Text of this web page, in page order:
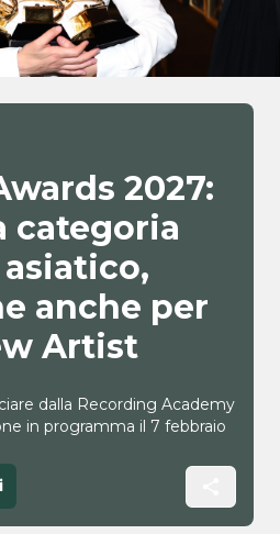
2027:
categoria
anche per
Artist
dalla Recording Academy
in programma il 7 febbraio